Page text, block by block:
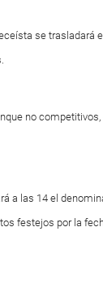
se trasladará
no
a las 14 el
festejos por la